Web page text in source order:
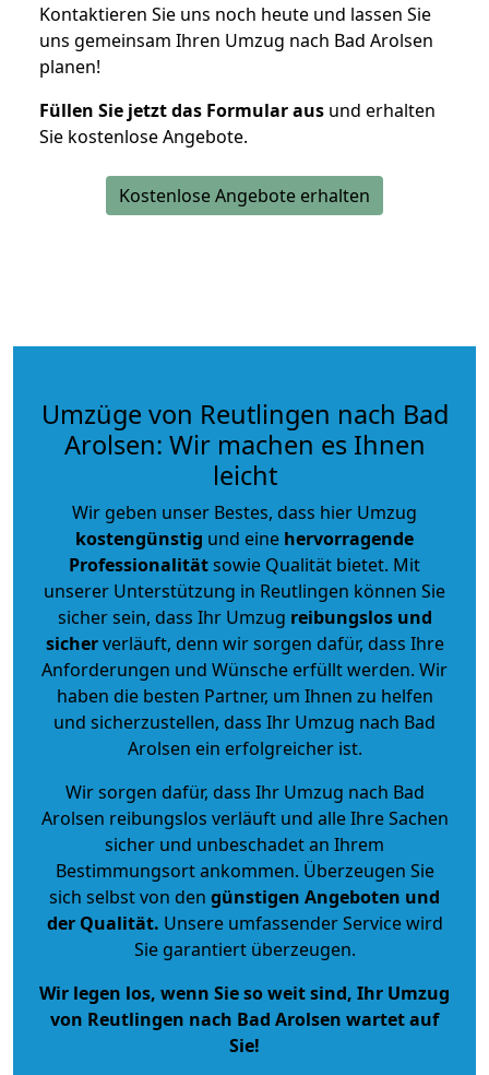
Kontaktieren Sie uns noch heute und lassen Sie
uns gemeinsam Ihren Umzug nach Bad Arolsen
planen!
Füllen Sie jetzt das Formular aus und erhalten
Sie kostenlose Angebote.
Kostenlose Angebote erhalten
Umzüge von Reutlingen nach Bad
Arolsen: Wir machen es Ihnen
leicht
Wir geben unser Bestes, dass hier Umzug
kostengünstig und eine hervorragende
Professionalitätsowie Qualität bietet. Mit
unserer Unterstützung in Reutlingen können Sie
sicher sein, dass Ihr Umzug reibungslos und
sicherverläuft, denn wir sorgen dafür, dass Ihre
Anforderungen und Wünsche erfüllt werden. Wir
haben die besten Partner, um Ihnen zu helfen
und sicherzustellen, dass Ihr Umzug nach Bad
Arolsen ein erfolgreicher ist.
Wir sorgen dafür, dass Ihr Umzug nach Bad
Arolsen reibungslos verläuft und alle Ihre Sachen
sicher und unbeschadet an Ihrem
Bestimmungsort ankommen. Überzeugen Sie
sich selbst von den günstigen Angeboten und
der Qualität. Unsere umfassender Service wird
Sie garantiert überzeugen.
Wir legen los, wenn Sie so weit sind, Ihr Umzug
von Reutlingen nach Bad Arolsen wartet auf
Sie!